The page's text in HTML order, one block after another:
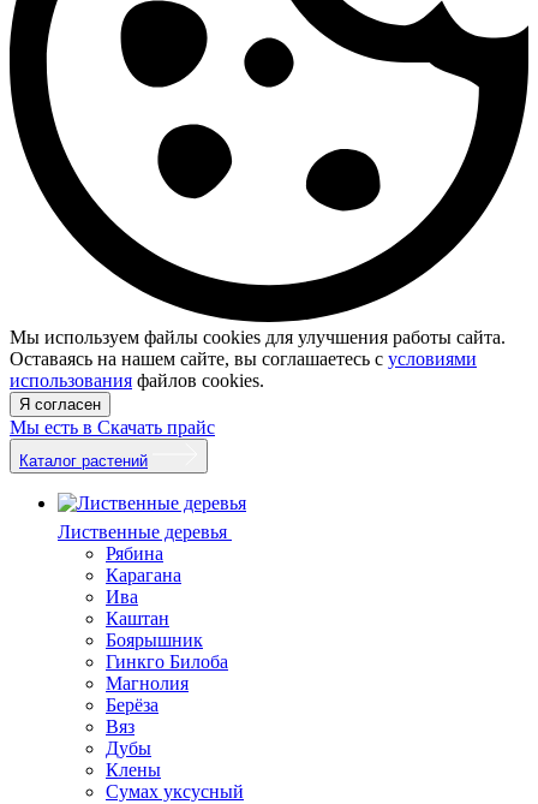
Мы используем файлы cookies для улучшения работы сайта.
Оставаясь на нашем сайте, вы соглашаетесь с условиями
использования файлов cookies.
Я согласен
Мы есть в Скачать прайс
Каталог растений
Лиственные деревья
Рябина
Карагана
Ива
Каштан
Боярышник
Гинкго Билоба
Магнолия
Берёза
Вяз
Дубы
Клены
Сумах уксусный